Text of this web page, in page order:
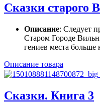
Сказки старого
Описание: Следует
Старом Городе
гениев места больше
Описание товара
Сказки. Книга 3